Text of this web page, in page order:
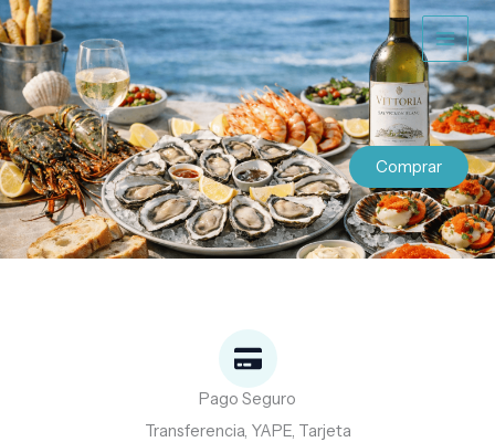
al
contenido
Comprar
Pago Seguro
Transferencia, YAPE, Tarjeta